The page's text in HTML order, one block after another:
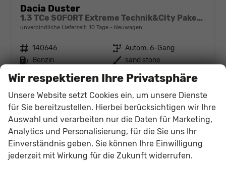
Dacia Duster
1.3 TCe SOFORT Extreme Technik&City Paket MJ25 EDC
unverbindliche Lieferzeit: 10 Tage Neuwagen
Fahrzeugnr. 140646 Getriebe Autom. 6-Gang
Kraftstoff Benzin Außenfarbe sand stone
110 kW (150 PS)
27.225,– € Details
Verbrauch kombiniert:
6,20 l/100km
CO -Klasse: E
CO2-Emissionen:141,00 g/km
Fahrzeugnr.
Wir respektieren Ihre Privatsphäre
Unsere Website setzt Cookies ein, um unsere Dienste
für Sie bereitzustellen. Hierbei berücksichtigen wir Ihre
Auswahl und verarbeiten nur die Daten für Marketing,
Analytics und Personalisierung, für die Sie uns Ihr
Einverständnis geben. Sie können Ihre Einwilligung
jederzeit mit Wirkung für die Zukunft widerrufen.